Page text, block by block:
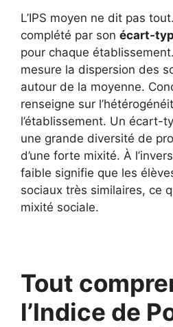
L’IPS moyen ne dit pas
complété par son écart-
pour chaque
mesure la dispersion des
autour de la moyenne.
renseigne sur
l’établissement. Un écart-
une grande diversité de
d’une forte mixité. À
faible signifie que les
sociaux très similaires, ce
mixité sociale.
Tout
l’Indice de